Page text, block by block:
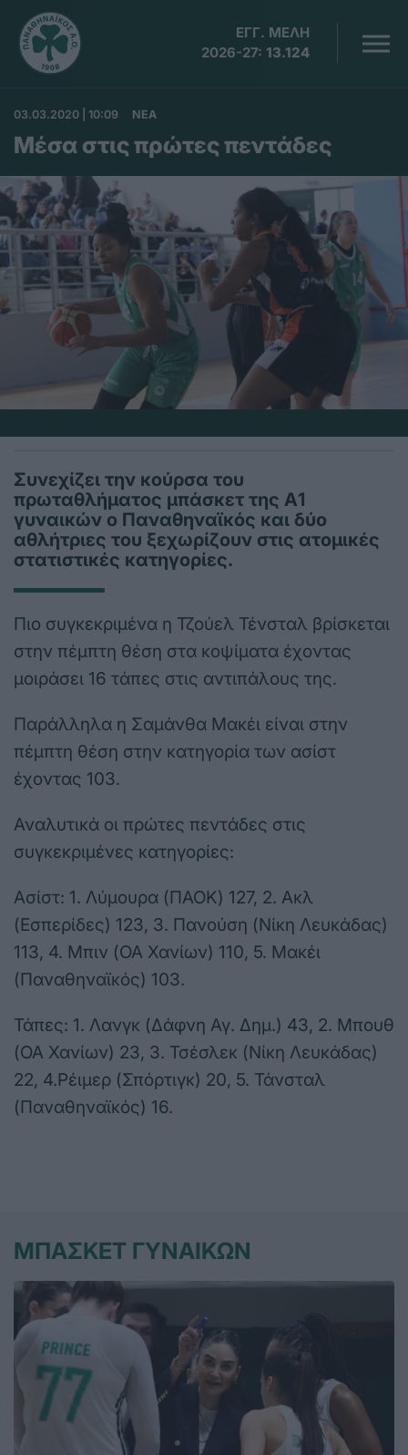
ΕΓΓ. ΜΕΛΗ
2026-27: 13.124
03.03.2020 | 10:09 ΝΕΑ
Μέσα στις πρώτες πεντάδες
Συνεχίζει την κούρσα του
πρωταθλήματος μπάσκετ της Α1
γυναικών ο Παναθηναϊκός και δύο
αθλήτριες του ξεχωρίζουν στις ατομικές
στατιστικές κατηγορίες.
Πιο συγκεκριμένα η Τζούελ Τένσταλ βρίσκεται
στην πέμπτη θέση στα κοψίματα έχοντας
μοιράσει 16 τάπες στις αντιπάλους της.
Παράλληλα η Σαμάνθα Μακέι είναι στην
πέμπτη θέση στην κατηγορία των ασίστ
έχοντας 103.
Αναλυτικά οι πρώτες πεντάδες στις
συγκεκριμένες κατηγορίες:
Ασίστ: 1. Λύμουρα (ΠΑΟΚ) 127, 2. Ακλ
(Εσπερίδες) 123, 3. Πανούση (Νίκη Λευκάδας)
113, 4. Μπιν (ΟΑ Χανίων) 110, 5. Μακέι
(Παναθηναϊκός) 103.
Τάπες: 1. Λανγκ (Δάφνη Αγ. Δημ.) 43, 2. Μπουθ
(ΟΑ Χανίων) 23, 3. Τσέσλεκ (Νίκη Λευκάδας)
22, 4.Ρέιμερ (Σπόρτιγκ) 20, 5. Τάνσταλ
(Παναθηναϊκός) 16.
ΜΠΑΣΚΕΤ ΓΥΝΑΙΚΩΝ